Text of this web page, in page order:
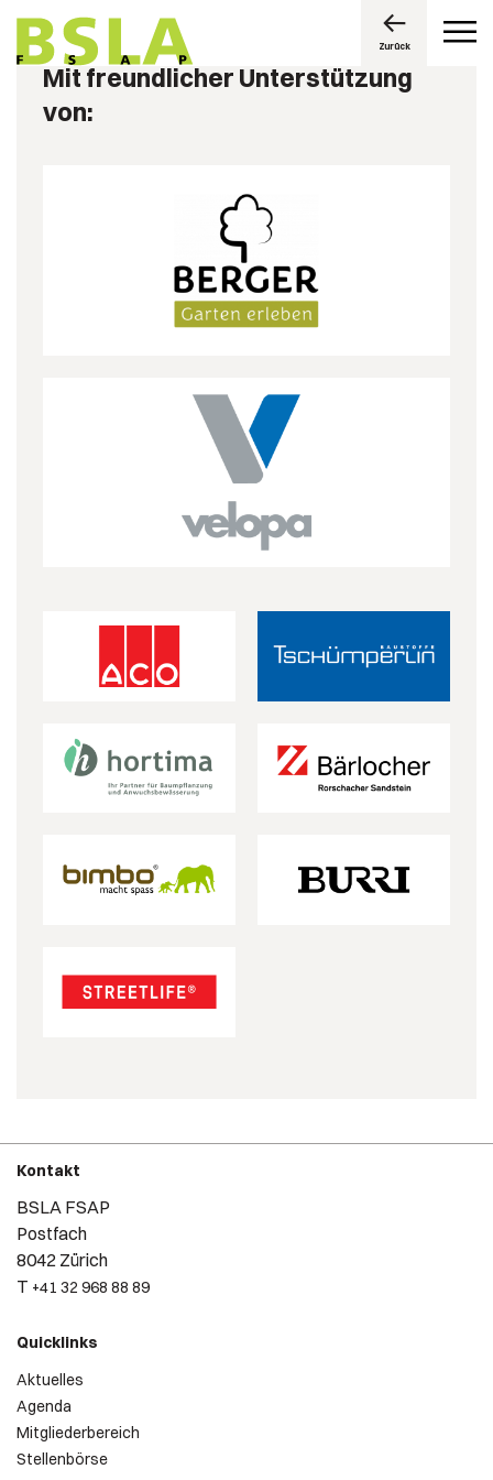
Zurück
Mit freundlicher Unterstützung
von:
Kontakt
BSLA FSAP
Postfach
8042 Zürich
T +41 32 968 88 89
Quicklinks
Aktuelles
Agenda
Mitgliederbereich
Stellenbörse